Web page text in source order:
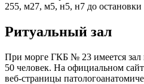
255, м27, м5, н5, н7 до
Ритуальный зал
При морге ГКБ № 23 имеется зал
50 человек. На официальном
веб-страницы